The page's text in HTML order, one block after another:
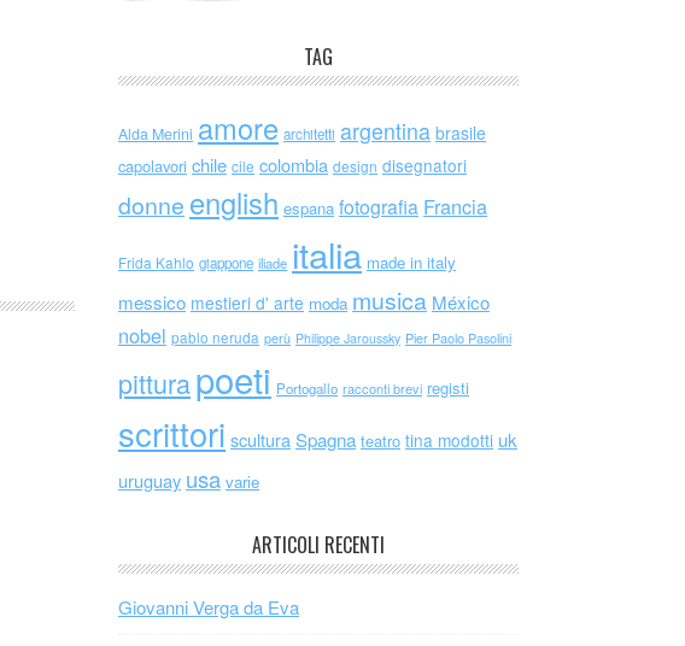
TAG
Alda Merini amore architetti argentina brasile
capolavori chile cile colombia design disegnatori
donne english espana fotografia Francia
Frida Kahlo giappone iliade italia made in italy
messico mestieri d' arte moda musica México
nobel pablo neruda perù Philippe Jaroussky Pier Paolo Pasolini
pitturapoeti Portogallo racconti brevi registi
scrittori scultura Spagna teatro tina modotti uk
uruguay usa varie
ARTICOLI RECENTI
Giovanni Verga da Eva